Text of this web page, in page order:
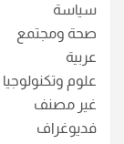
سياسة
صحة ومجتمع
عربية
علوم وتكنولوجيا
غير مصنف
فديوغراف